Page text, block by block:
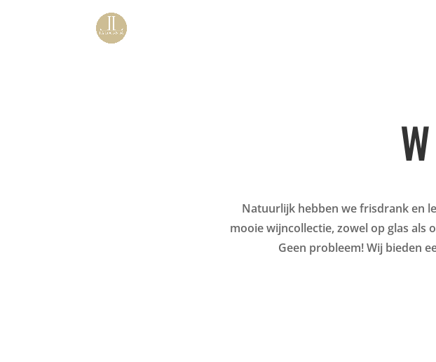
Natuurlijk hebben we frisdrank en
mooie wijncollectie, zowel op glas als
Geen probleem! Wij bieden